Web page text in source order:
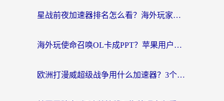
星战前夜加速器排名怎么看？海外玩家国服游戏畅玩终极指南（附欧洲玩跑跑我的起源解决方案）
海外玩使命召唤OL卡成PPT？苹果用户必看：使命召唤OL国外加速器下载苹果版指南
欧洲打漫威超级战争用什么加速器？3个海外游戏卡顿问题一次解决（附实测推荐）